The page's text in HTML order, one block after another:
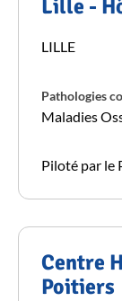
Lille -
LILLE
Pathologies
Maladies
Piloté par le
Centre
Poitiers